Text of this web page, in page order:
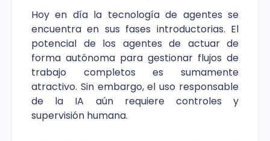
Hoy en día la tecnología de agentes se
encuentra en sus fases introductorias. El
potencial de los agentes de actuar de
forma autónoma para gestionar flujos de
trabajo completos es sumamente
atractivo. Sin embargo, el uso responsable
de la IA aún requiere controles y
supervisión humana.